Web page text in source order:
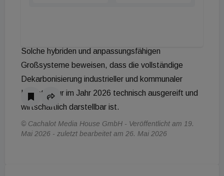
Solche hybriden und anpassungsfähigen
Großsysteme beweisen, dass die vollständige
Dekarbonisierung industrieller und kommunaler
Infrastruktur im Jahr 2026 technisch ausgereift und
wirtschaftlich darstellbar ist.
© Cachalot Media House GmbH - Veröffentlicht am 19.
Mai 2026 - zuletzt bearbeitet am 26. Mai 2026